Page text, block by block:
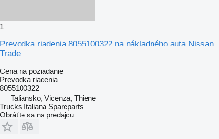
1
Prevodka riadenia 8055100322 na nákladného auta Nissan
Trade
Cena na požiadanie
Prevodka riadenia
8055100322
Taliansko, Vicenza, Thiene
Trucks Italiana Spareparts
Obráťte sa na predajcu